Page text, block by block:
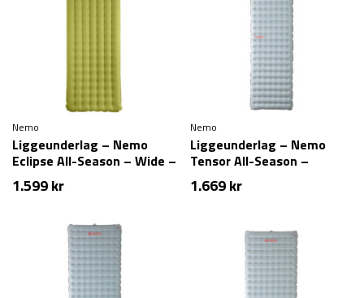
Nemo
Liggeunderlag – Nemo
Eclipse All-Season – Wide –
Regular
1.599kr
Nemo
Liggeunderlag – Nemo
Tensor All-Season –
Regular
1.669kr